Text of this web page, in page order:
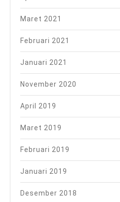
Maret 2021
Februari 2021
Januari 2021
November 2020
April 2019
Maret 2019
Februari 2019
Januari 2019
Desember 2018